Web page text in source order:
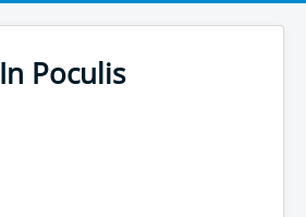
In Poculis